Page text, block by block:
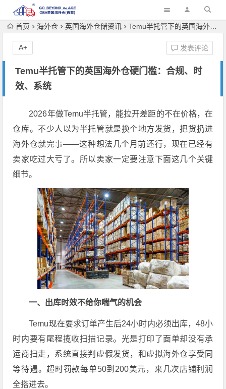
首页 海外仓 英国海外仓储资讯 Temu半托管下的英国海外仓硬门槛：合规、时效、系统
Temu半托管下的英国海外仓硬门槛：合规、时
效、系统
发表评论
A+
2026年做Temu半托管，能拉开差距的不在价格，在
仓库。不少人以为半托管就是换个地方发货，把货扔进
海外仓就完事——这种想法几个月前还行，现在已经有
卖家吃过大亏了。所以卖家一定要注意下面这几个关键
细节。
一、出库时效不给你喘气的机会
Temu现在要求订单产生后24小时内必须出库，48小
时内要有尾程揽收扫描记录。光是打印了面单却没有承
运商扫走，系统直接判虚假发货，和虚拟海外仓享受同
等待遇。超时罚款每单50到200美元，来几次店铺利润
全搭进去。